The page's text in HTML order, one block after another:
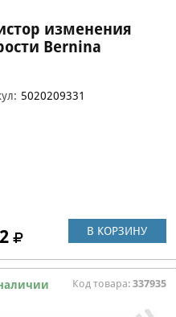
изменения
Bernina
5020209331
В КОРЗИНУ
Код товара: 337935